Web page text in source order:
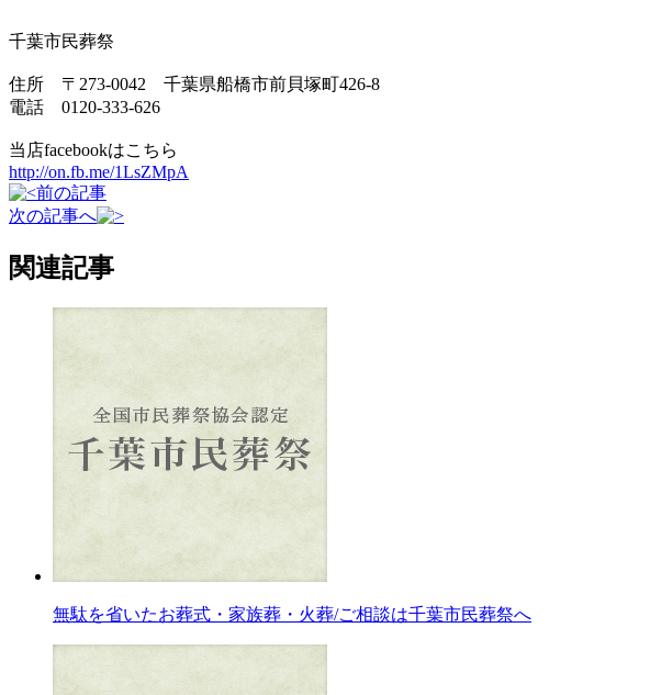
千葉市民葬祭
住所 〒273-0042 千葉県船橋市前貝塚町426-8
電話 0120-333-626
当店facebookはこちら
http://on.fb.me/1LsZMpA
前の記事
次の記事へ
関連記事
無駄を省いたお葬式・家族葬・火葬/ご相談は千葉市民葬祭へ